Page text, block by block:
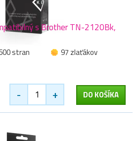
s Brother TN-2120Bk,
stran
97 zlaťákov
- + DO KOŠÍKA